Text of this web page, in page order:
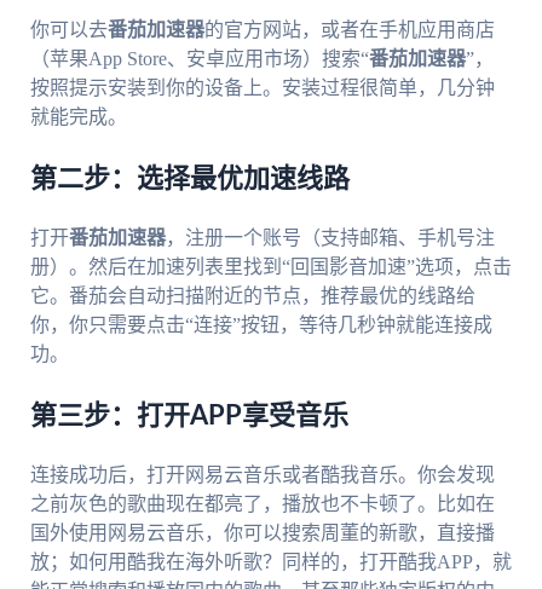
你可以去番茄加速器的官方网站，或者在手机应用商店
（苹果App Store、安卓应用市场）搜索“番茄加速器”，
按照提示安装到你的设备上。安装过程很简单，几分钟
就能完成。
第二步：选择最优加速线路
打开番茄加速器，注册一个账号（支持邮箱、手机号注
册）。然后在加速列表里找到“回国影音加速”选项，点击
它。番茄会自动扫描附近的节点，推荐最优的线路给
你，你只需要点击“连接”按钮，等待几秒钟就能连接成
功。
第三步：打开APP享受音乐
连接成功后，打开网易云音乐或者酷我音乐。你会发现
之前灰色的歌曲现在都亮了，播放也不卡顿了。比如在
国外使用网易云音乐，你可以搜索周董的新歌，直接播
放；如何用酷我在海外听歌？同样的，打开酷我APP，就